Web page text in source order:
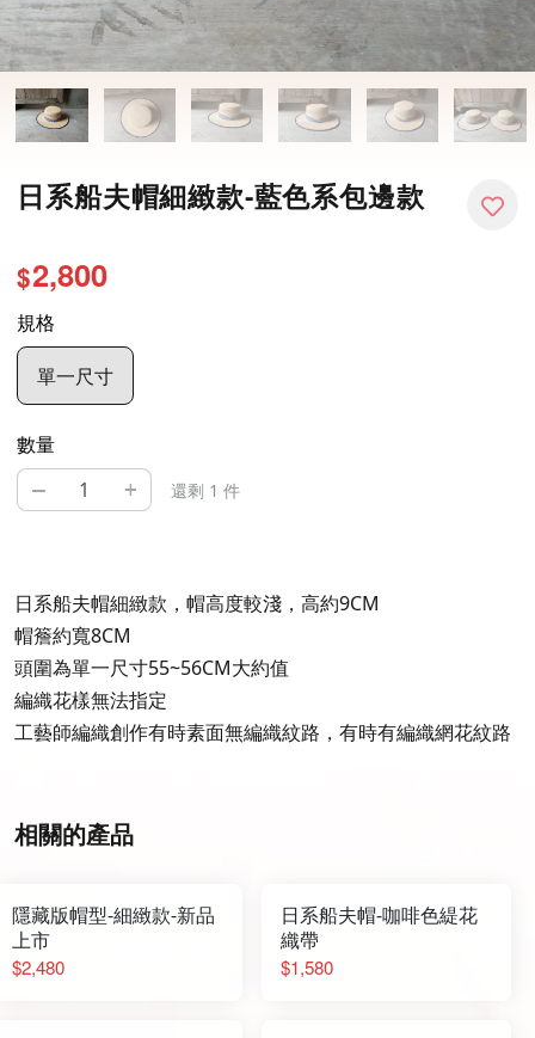
日系船夫帽細緻款-藍色系包邊款
$2,800
規格
單一尺寸
數量
– + 還剩 1 件
日系船夫帽細緻款，帽高度較淺，高約9CM
帽簷約寬8CM
頭圍為單一尺寸55~56CM大約值
編織花樣無法指定
工藝師編織創作有時素面無編織紋路，有時有編織網花紋路
相關的產品
隱藏版帽型-細緻款-新品
上市
$2,480
日系船夫帽-咖啡色緹花
織帶
$1,580